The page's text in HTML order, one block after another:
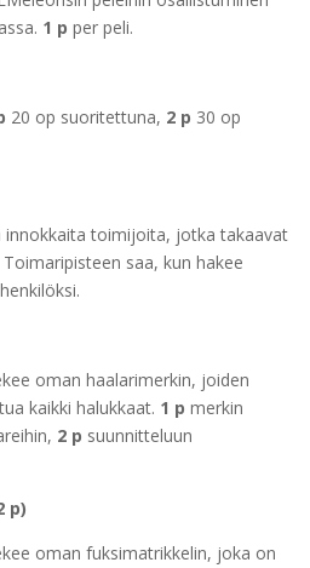
1 p per peli.
20 op suoritettuna, 2 p 30 op
innokkaita toimijoita, jotka takaavat
saa, kun hakee
oman haalarimerkin, joiden
kaikki halukkaat. 1 p merkin
2 p suunnitteluun
p)
oman fuksimatrikkelin, joka on